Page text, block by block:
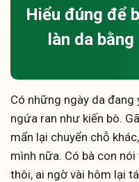
Hiểu đúng để
làn da
Có những ngày da đang
ngứa ran như kiến bò.
mẩn lại chuyển chỗ
mình nữa. Có bà con
thôi, ai ngờ vài hôm lại